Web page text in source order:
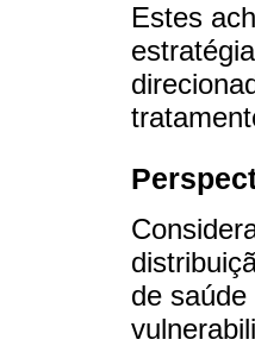
Estes
de